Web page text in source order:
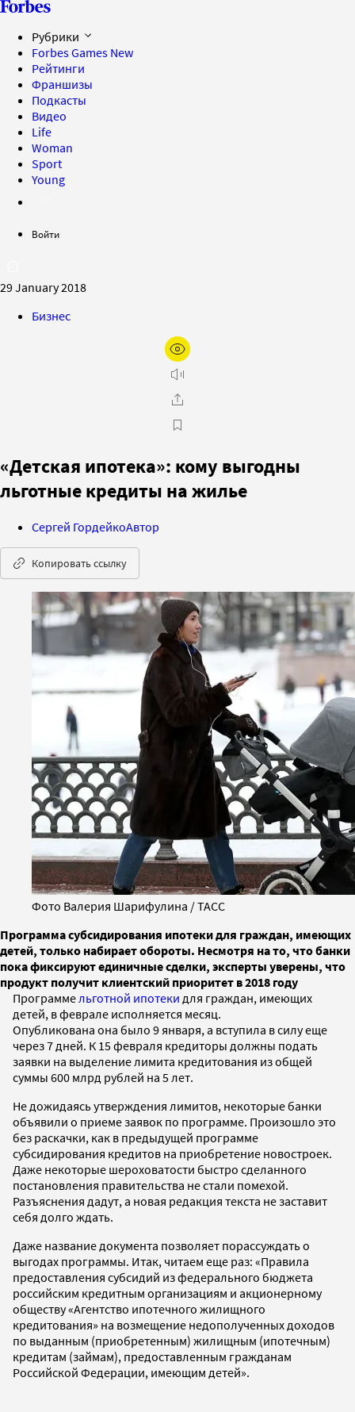
Рубрики
Forbes Games New
Рейтинги
Франшизы
Подкасты
Видео
Life
Woman
Sport
Young
Войти
29 January 2018
Бизнес
«Детская ипотека»: кому выгодны
льготные кредиты на жилье
Сергей ГордейкоАвтор
Копировать ссылку
Фото Валерия Шарифулина / ТАСС
Программа субсидирования ипотеки для граждан, имеющих
детей, только набирает обороты. Несмотря на то, что банки
пока фиксируют единичные сделки, эксперты уверены, что
продукт получит клиентский приоритет в 2018 году
Программе льготной ипотеки для граждан, имеющих
детей, в феврале исполняется месяц.
Опубликована она было 9 января, а вступила в силу еще
через 7 дней. К 15 февраля кредиторы должны подать
заявки на выделение лимита кредитования из общей
суммы 600 млрд рублей на 5 лет.
Не дожидаясь утверждения лимитов, некоторые банки
объявили о приеме заявок по программе. Произошло это
без раскачки, как в предыдущей программе
субсидирования кредитов на приобретение новостроек.
Даже некоторые шероховатости быстро сделанного
постановления правительства не стали помехой.
Разъяснения дадут, а новая редакция текста не заставит
себя долго ждать.
Даже название документа позволяет порассуждать о
выгодах программы. Итак, читаем еще раз: «Правила
предоставления субсидий из федерального бюджета
российским кредитным организациям и акционерному
обществу «Агентство ипотечного жилищного
кредитования» на возмещение недополученных доходов
по выданным (приобретенным) жилищным (ипотечным)
кредитам (займам), предоставленным гражданам
Российской Федерации, имеющим детей».